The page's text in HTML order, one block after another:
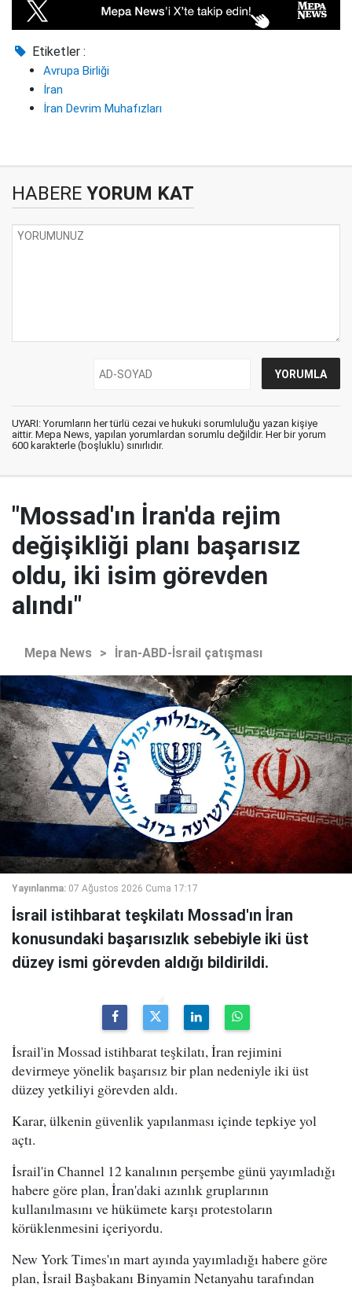
Etiketler :
Avrupa Birliği
İran
İran Devrim Muhafızları
HABERE YORUM KAT
UYARI: Yorumların her türlü cezai ve hukuki sorumluluğu yazan kişiye
aittir. Mepa News, yapılan yorumlardan sorumlu değildir. Her bir yorum
600 karakterle (boşluklu) sınırlıdır.
"Mossad'ın İran'da rejim
değişikliği planı başarısız
oldu, iki isim görevden
alındı"
Mepa News > İran-ABD-İsrail çatışması
Yayınlanma: 07 Ağustos 2026 Cuma 17:17
İsrail istihbarat teşkilatı Mossad'ın İran
konusundaki başarısızlık sebebiyle iki üst
düzey ismi görevden aldığı bildirildi.
İsrail'in Mossad istihbarat teşkilatı, İran rejimini
devirmeye yönelik başarısız bir plan nedeniyle iki üst
düzey yetkiliyi görevden aldı.
Karar, ülkenin güvenlik yapılanması içinde tepkiye yol
açtı.
İsrail'in Channel 12 kanalının perşembe günü yayımladığı
habere göre plan, İran'daki azınlık gruplarının
kullanılmasını ve hükümete karşı protestoların
körüklenmesini içeriyordu.
New York Times'ın mart ayında yayımladığı habere göre
plan, İsrail Başbakanı Binyamin Netanyahu tarafından